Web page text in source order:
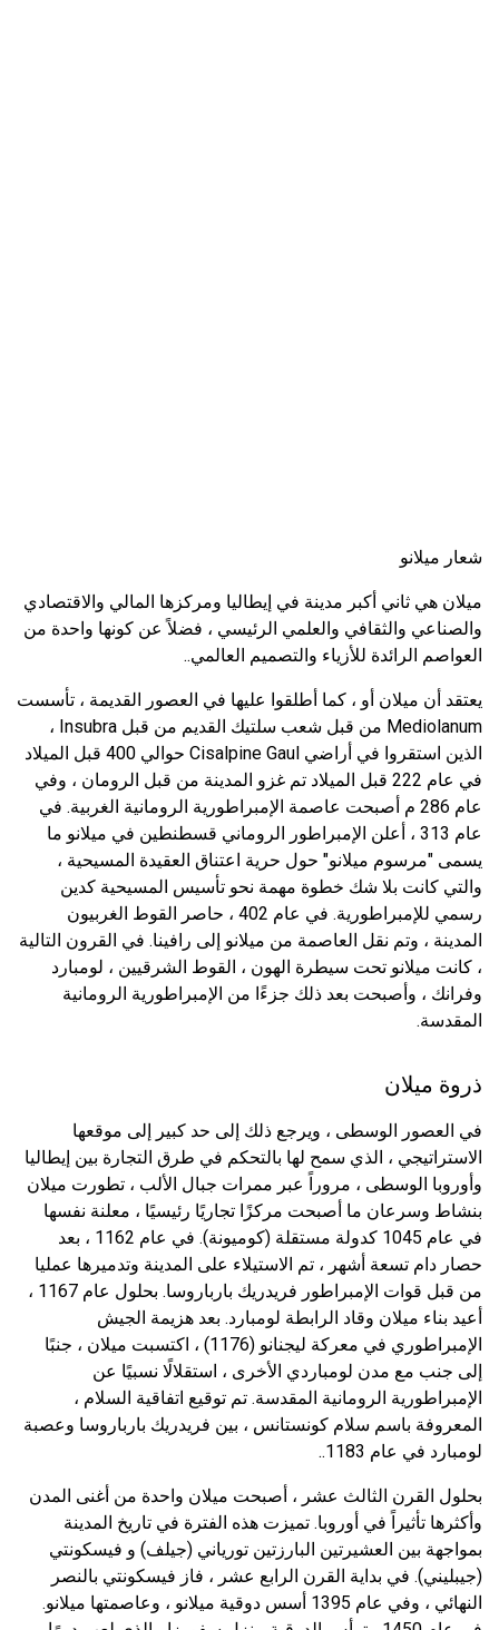
شعار ميلانو
ميلان هي ثاني أكبر مدينة في إيطاليا ومركزها المالي والاقتصادي
والصناعي والثقافي والعلمي الرئيسي ، فضلاً عن كونها واحدة من
العواصم الرائدة للأزياء والتصميم العالمي..
يعتقد أن ميلان أو ، كما أطلقوا عليها في العصور القديمة ، تأسست
Mediolanum من قبل شعب سلتيك القديم من قبل Insubra ،
الذين استقروا في أراضي Cisalpine Gaul حوالي 400 قبل الميلاد
في عام 222 قبل الميلاد تم غزو المدينة من قبل الرومان ، وفي
عام 286 م أصبحت عاصمة الإمبراطورية الرومانية الغربية. في
عام 313 ، أعلن الإمبراطور الروماني قسطنطين في ميلانو ما
يسمى "مرسوم ميلانو" حول حرية اعتناق العقيدة المسيحية ،
والتي كانت بلا شك خطوة مهمة نحو تأسيس المسيحية كدين
رسمي للإمبراطورية. في عام 402 ، حاصر القوط الغربيون
المدينة ، وتم نقل العاصمة من ميلانو إلى رافينا. في القرون التالية
، كانت ميلانو تحت سيطرة الهون ، القوط الشرقيين ، لومبارد
وفرانك ، وأصبحت بعد ذلك جزءًا من الإمبراطورية الرومانية
المقدسة.
ذروة ميلان
في العصور الوسطى ، ويرجع ذلك إلى حد كبير إلى موقعها
الاستراتيجي ، الذي سمح لها بالتحكم في طرق التجارة بين إيطاليا
وأوروبا الوسطى ، مروراً عبر ممرات جبال الألب ، تطورت ميلان
بنشاط وسرعان ما أصبحت مركزًا تجاريًا رئيسيًا ، معلنة نفسها
في عام 1045 كدولة مستقلة (كوميونة). في عام 1162 ، بعد
حصار دام تسعة أشهر ، تم الاستيلاء على المدينة وتدميرها عمليا
من قبل قوات الإمبراطور فريدريك بارباروسا. بحلول عام 1167 ،
أعيد بناء ميلان وقاد الرابطة لومبارد. بعد هزيمة الجيش
الإمبراطوري في معركة ليجنانو (1176) ، اكتسبت ميلان ، جنبًا
إلى جنب مع مدن لومباردي الأخرى ، استقلالًا نسبيًا عن
الإمبراطورية الرومانية المقدسة. تم توقيع اتفاقية السلام ،
المعروفة باسم سلام كونستانس ، بين فريدريك بارباروسا وعصبة
لومبارد في عام 1183..
بحلول القرن الثالث عشر ، أصبحت ميلان واحدة من أغنى المدن
وأكثرها تأثيراً في أوروبا. تميزت هذه الفترة في تاريخ المدينة
بمواجهة بين العشيرتين البارزتين تورياني (جيلف) و فيسكونتي
(جيبليني). في بداية القرن الرابع عشر ، فاز فيسكونتي بالنصر
النهائي ، وفي عام 1395 أسس دوقية ميلانو ، وعاصمتها ميلانو.